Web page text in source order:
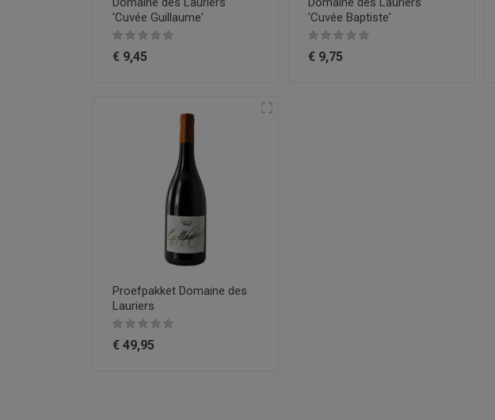
'Cuvée Guillaume'
€ 9,45
'Cuvée Baptiste'
€ 9,75
Proefpakket Domaine des
Lauriers
€ 49,95